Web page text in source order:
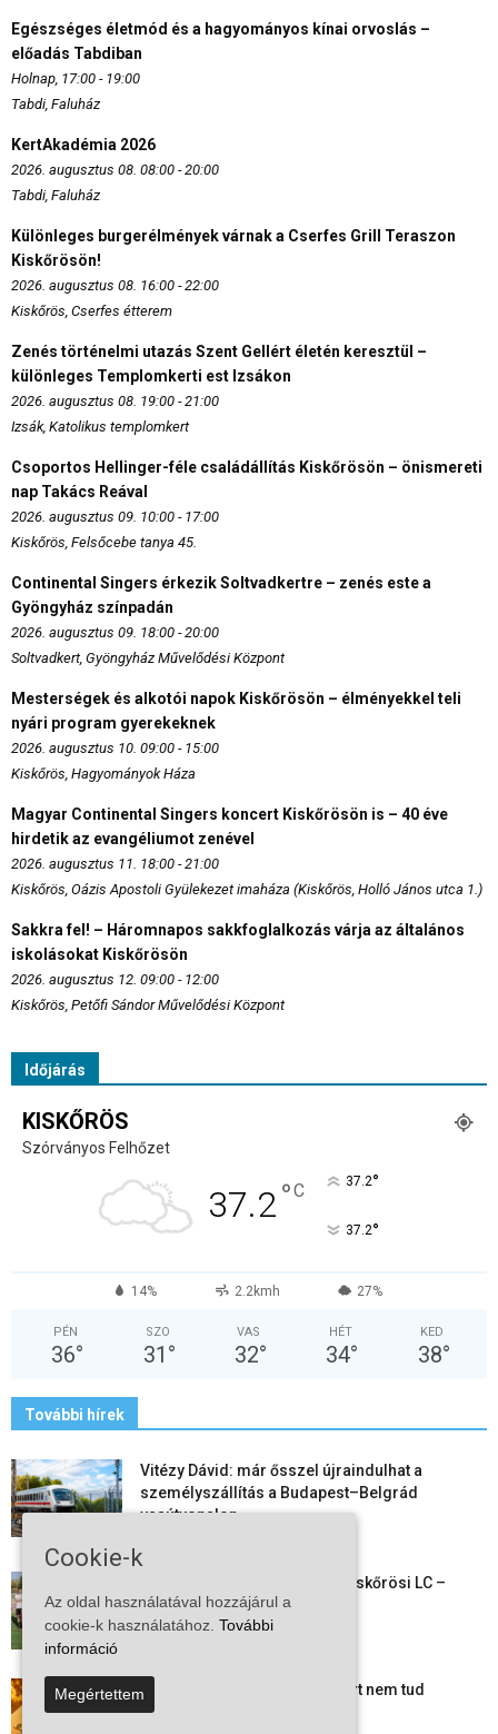
Egészséges életmód és a hagyományos kínai orvoslás –
előadás Tabdiban
Holnap, 17:00 - 19:00
Tabdi, Faluház
KertAkadémia 2026
2026. augusztus 08. 08:00 - 20:00
Tabdi, Faluház
Különleges burgerélmények várnak a Cserfes Grill Teraszon
Kiskőrösön!
2026. augusztus 08. 16:00 - 22:00
Kiskőrös, Cserfes étterem
Zenés történelmi utazás Szent Gellért életén keresztül –
különleges Templomkerti est Izsákon
2026. augusztus 08. 19:00 - 21:00
Izsák, Katolikus templomkert
Csoportos Hellinger-féle családállítás Kiskőrösön – önismereti
nap Takács Reával
2026. augusztus 09. 10:00 - 17:00
Kiskőrös, Felsőcebe tanya 45.
Continental Singers érkezik Soltvadkertre – zenés este a
Gyöngyház színpadán
2026. augusztus 09. 18:00 - 20:00
Soltvadkert, Gyöngyház Művelődési Központ
Mesterségek és alkotói napok Kiskőrösön – élményekkel teli
nyári program gyerekeknek
2026. augusztus 10. 09:00 - 15:00
Kiskőrös, Hagyományok Háza
Magyar Continental Singers koncert Kiskőrösön is – 40 éve
hirdetik az evangéliumot zenével
2026. augusztus 11. 18:00 - 21:00
Kiskőrös, Oázis Apostoli Gyülekezet imaháza (Kiskőrös, Holló János utca 1.)
Sakkra fel! – Háromnapos sakkfoglalkozás várja az általános
iskolásokat Kiskőrösön
2026. augusztus 12. 09:00 - 12:00
Kiskőrös, Petőfi Sándor Művelődési Központ
Időjárás
KISKŐRÖS
Szórványos Felhőzet
37.2°C 37.2°
37.2°
14% 2.2kmh 27%
PÉN
36°
SZO
31 °
VAS
32°
HÉT
34°
KED
38°
További hírek
Vitézy Dávid: már ősszel újraindulhat a
személyszállítás a Budapest–Belgrád
vasútvonalon
Megkezdte a felkészülést a Kiskőrösi LC –
együtt maradt a keret,...
2026-08-06
Mi történik Európa felett? Ezért nem tud
szabadulni a kontinens a...
Cookie-k
Az oldal használatával hozzájárul a
cookie-k használatához. További
információ
Megértettem